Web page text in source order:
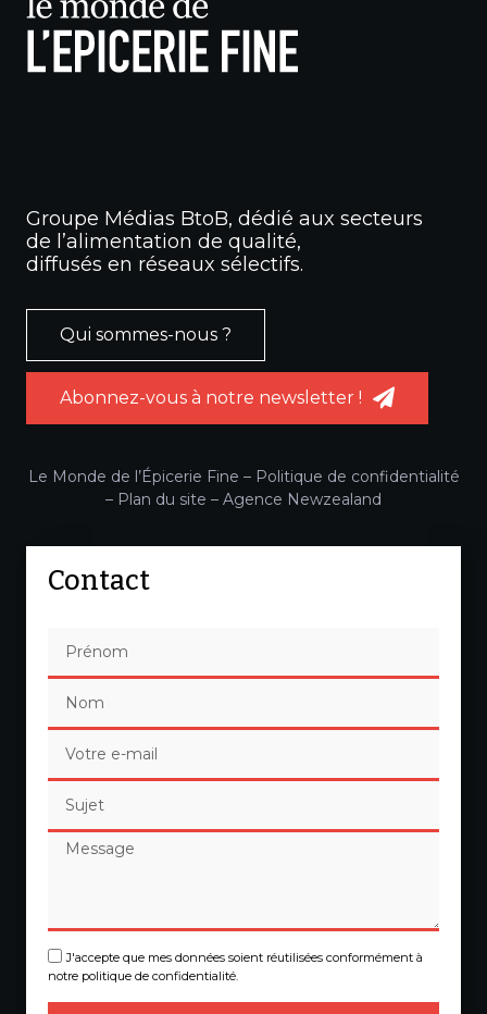
Groupe Médias BtoB, dédié aux secteurs
de l’alimentation de qualité,
diffusés en réseaux sélectifs.
Qui sommes-nous ?
Abonnez-vous à notre newsletter !
Le Monde de l’Épicerie Fine – Politique de confidentialité
– Plan du site – Agence Newzealand
Contact
J'accepte que mes données soient réutilisées conformément à
notre politique de confidentialité.